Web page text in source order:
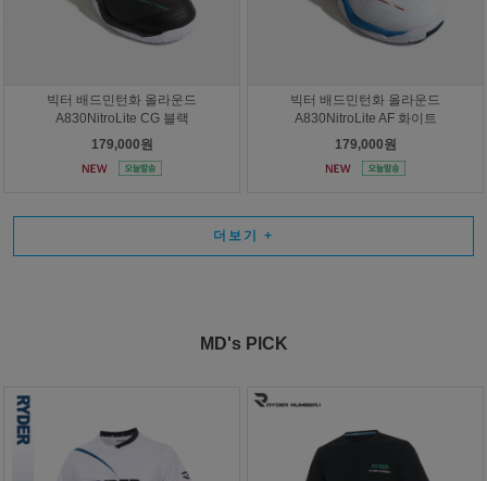
빅터 배드민턴화 올라운드
A830NitroLite CG 블랙
179,000원
빅터 배드민턴화 올라운드
A830NitroLite AF 화이트
179,000원
더보기 +
MD's PICK